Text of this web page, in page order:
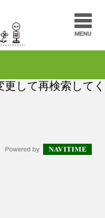
して再検索してく